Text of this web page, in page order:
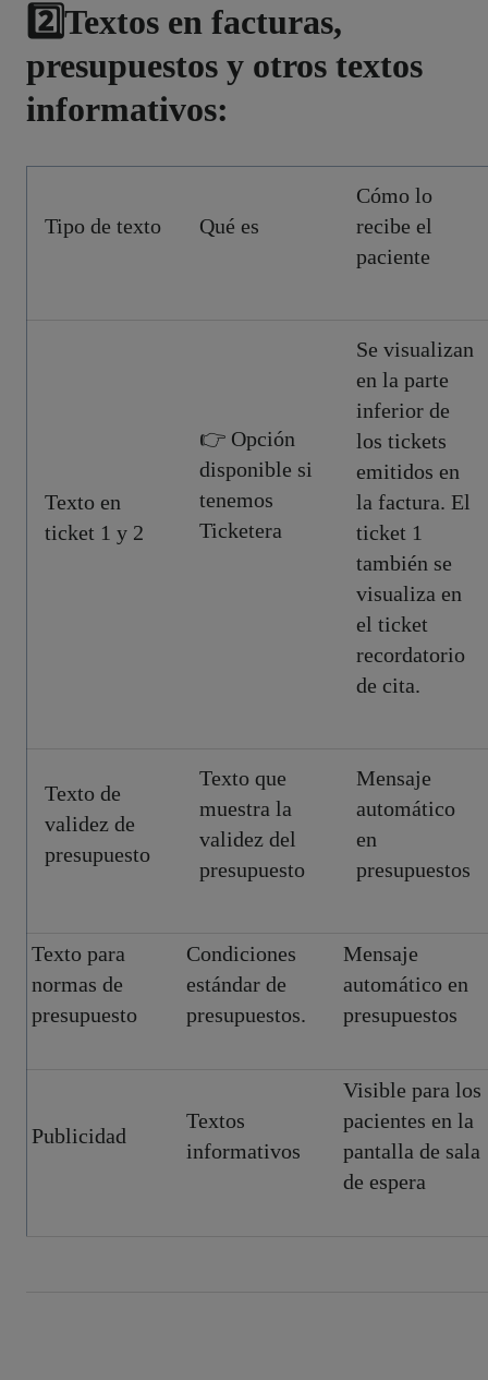
2️⃣Textos en facturas,
presupuestos y otros textos
informativos:
Tipo de texto Qué es
Cómo lo
recibe el
paciente
Texto en
ticket 1 y 2
👉 Opción
disponible si
tenemos
Ticketera
Se visualizan
en la parte
inferior de
los tickets
emitidos en
la factura. El
ticket 1
también se
visualiza en
el ticket
recordatorio
de cita.
Texto de
validez de
presupuesto
Texto que
muestra la
validez del
presupuesto
Mensaje
automático
en
presupuestos
Texto para
normas de
presupuesto
Condiciones
estándar de
presupuestos.
Mensaje
automático en
presupuestos
Publicidad
Textos
informativos
Visible para los
pacientes en la
pantalla de sala
de espera